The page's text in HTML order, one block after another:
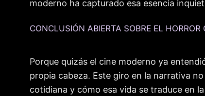
moderno ha capturado esa esencia
CONCLUSIÓN ABIERTA SOBRE EL HORROR
Porque quizás el cine moderno ya
propia cabeza. Este giro en la narrativa
cotidiana y cómo esa vida se traduce en